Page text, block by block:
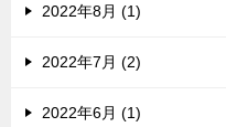
2022年8月 (1)
2022年7月 (2)
2022年6月 (1)